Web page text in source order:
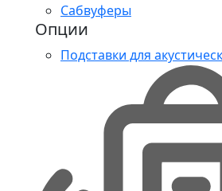
Сабвуферы
Опции
Подставки для